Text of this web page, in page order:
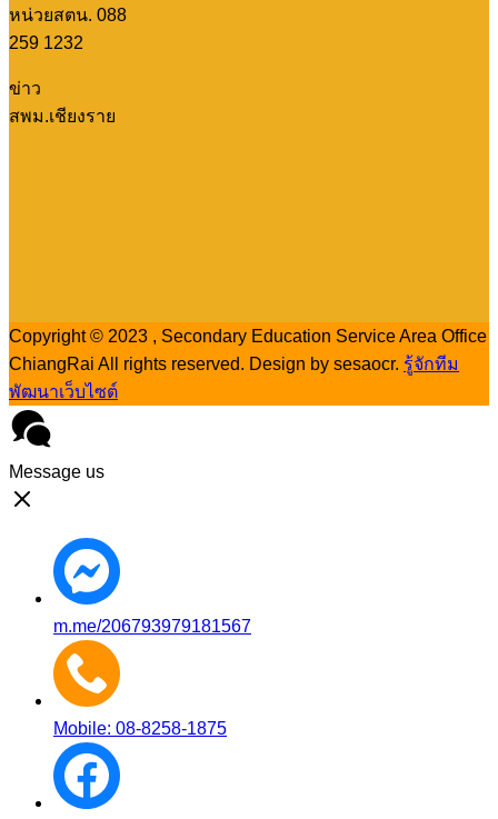
หน่วยสตน. 088
259 1232
ข่าว
สพม.เชียงราย
Copyright © 2023 , Secondary Education Service Area Office
ChiangRai All rights reserved. Design by sesaocr. รู้จักทีม
พัฒนาเว็บไซต์
Message us
m.me/206793979181567
Mobile: 08-8258-1875